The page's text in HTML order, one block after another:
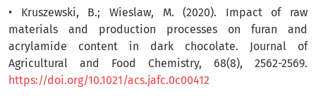
• Kruszewski, B.; Wieslaw, M. (2020). Impact of raw
materials and production processes on furan and
acrylamide content in dark chocolate. Journal of
Agricultural and Food Chemistry, 68(8), 2562-2569.
https://doi.org/10.1021/acs.jafc.0c00412